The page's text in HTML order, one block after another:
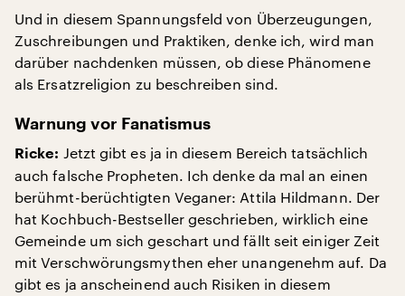
Und in diesem Spannungsfeld von Überzeugungen,
Zuschreibungen und Praktiken, denke ich, wird man
darüber nachdenken müssen, ob diese Phänomene
als Ersatzreligion zu beschreiben sind.
Warnung vor Fanatismus
Ricke: Jetzt gibt es ja in diesem Bereich tatsächlich
auch falsche Propheten. Ich denke da mal an einen
berühmt-berüchtigten Veganer: Attila Hildmann. Der
hat Kochbuch-Bestseller geschrieben, wirklich eine
Gemeinde um sich geschart und fällt seit einiger Zeit
mit Verschwörungsmythen eher unangenehm auf. Da
gibt es ja anscheinend auch Risiken in diesem